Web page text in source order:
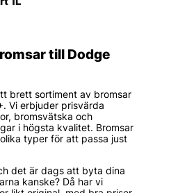
till Dodge
brett sortiment av bromsar
Vi erbjuder prisvärda
bromsvätska och
i högsta kvalitet. Bromsar
typer för att passa just
det är dags att byta dina
kanske? Då har vi